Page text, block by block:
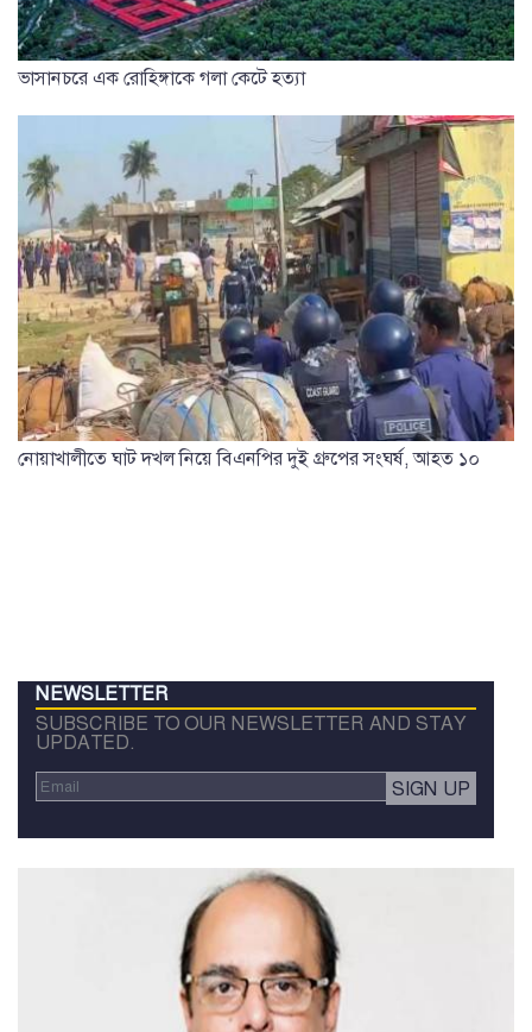
ভাসানচরে এক রোহিঙ্গাকে গলা কেটে হত্যা
নোয়াখালীতে ঘাট দখল নিয়ে বিএনপির দুই গ্রুপের সংঘর্ষ, আহত ১০
NEWSLETTER
SUBSCRIBE TO OUR NEWSLETTER AND STAY
UPDATED.